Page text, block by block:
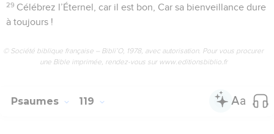
29 Célébrez l’Éternel, car il est bon, Car sa bienveillance dure
à toujours !
© Société biblique française – Bibli’O, 1978, avec autorisation. Pour vous procurer
une Bible imprimée, rendez-vous sur www.editionsbiblio.fr
Psaumes 119